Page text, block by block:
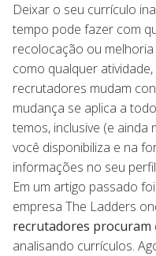
Deixar o seu currículo
tempo pode fazer com
recolocação ou
como qualquer
recrutadores mudam
mudança se aplica a
temos, inclusive (e ainda
você disponibiliza e na
informações no seu
Em um artigo passado
empresa The Ladders
recrutadores procuram
analisando currículos.